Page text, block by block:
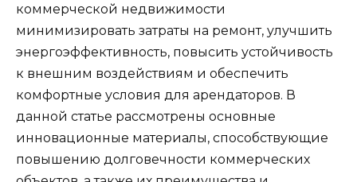
коммерческой недвижимости
минимизировать затраты на ремонт, улучшить
энергоэффективность, повысить устойчивость
к внешним воздействиям и обеспечить
комфортные условия для арендаторов. В
данной статье рассмотрены основные
инновационные материалы, способствующие
повышению долговечности коммерческих